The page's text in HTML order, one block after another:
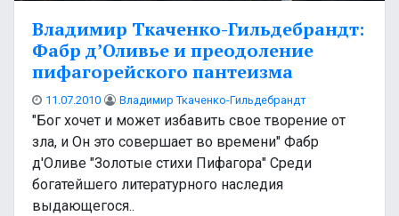
Владимир Ткаченко-Гильдебрандт:
Фабр д’Оливье и преодоление
пифагорейского пантеизма
11.07.2010 Владимир Ткаченко-Гильдебрандт
"Бог хочет и может избавить свое творение от
зла, и Он это совершает во времени" Фабр
д'Оливе "Золотые стихи Пифагора" Среди
богатейшего литературного наследия
выдающегося..